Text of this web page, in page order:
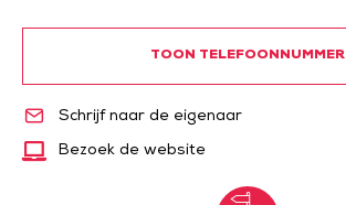
TOON TELEFOONNUMMER
Schrijf naar de eigenaar
Bezoek de website